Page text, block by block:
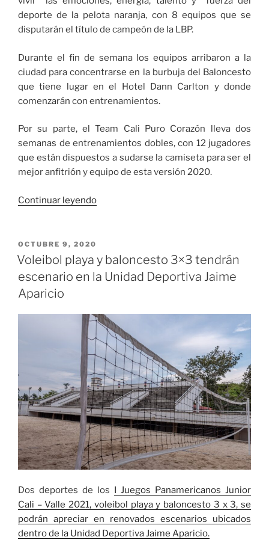
deporte de la pelota naranja, con 8 equipos que se
disputarán el título de campeón de la LBP.
Durante el fin de semana los equipos arribaron a la
ciudad para concentrarse en la burbuja del Baloncesto
que tiene lugar en el Hotel Dann Carlton y donde
comenzarán con entrenamientos.
Por su parte, el Team Cali Puro Corazón lleva dos
semanas de entrenamientos dobles, con 12 jugadores
que están dispuestos a sudarse la camiseta para ser el
mejor anfitrión y equipo de esta versión 2020.
Continuar leyendo«Los
ya
están
Ciudad
Deportiva»
PUBLICADO
EL
OCTUBRE 9, 2020
Voleibol playa y baloncesto 3×3 tendrán
escenario en la Unidad Deportiva Jaime
Aparicio
Dos deportes de los I Juegos Panamericanos Junior
Cali – Valle 2021, voleibol playa y baloncesto 3 x 3, se
podrán apreciar en renovados escenarios ubicados
dentro de la Unidad Deportiva Jaime Aparicio.